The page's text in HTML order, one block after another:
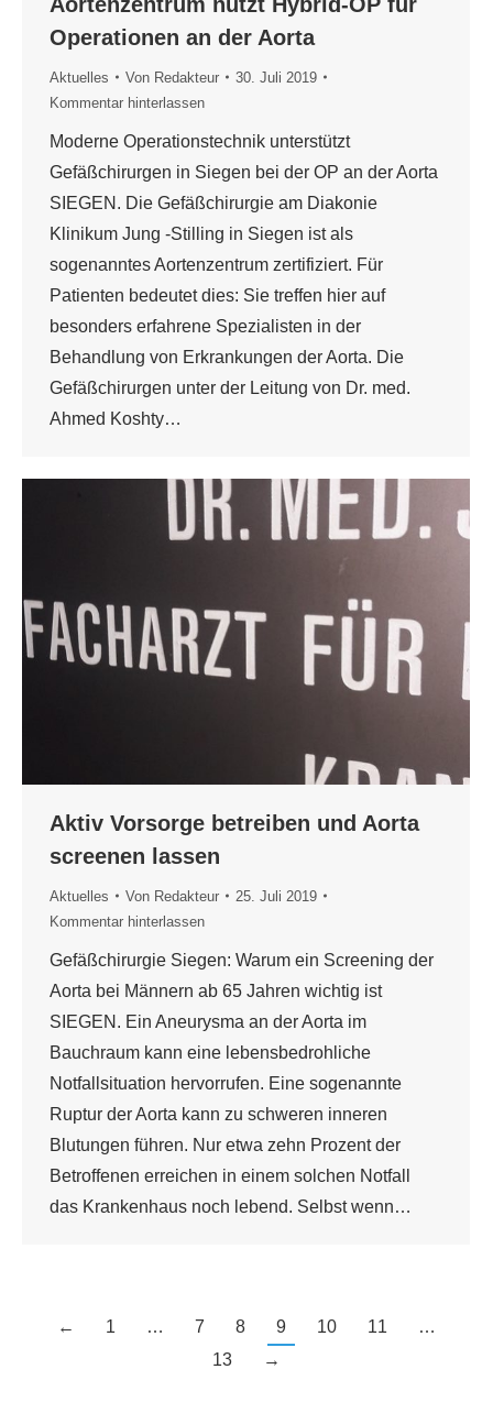
Operationen an der Aorta
Aktuelles Von Redakteur
30. Juli 2019
Kommentar hinterlassen
Moderne Operationstechnik unterstützt
Gefäßchirurgen in Siegen bei der OP an der Aorta
SIEGEN. Die Gefäßchirurgie am Diakonie
Klinikum Jung -Stilling in Siegen ist als
sogenanntes Aortenzentrum zertifiziert. Für
Patienten bedeutet dies: Sie treffen hier auf
besonders erfahrene Spezialisten in der
Behandlung von Erkrankungen der Aorta. Die
Gefäßchirurgen unter der Leitung von Dr. med.
Ahmed Koshty…
Aktiv Vorsorge betreiben und Aorta
screenen lassen
Aktuelles Von Redakteur
25. Juli 2019
Kommentar hinterlassen
Gefäßchirurgie Siegen: Warum ein Screening der
Aorta bei Männern ab 65 Jahren wichtig ist
SIEGEN. Ein Aneurysma an der Aorta im
Bauchraum kann eine lebensbedrohliche
Notfallsituation hervorrufen. Eine sogenannte
Ruptur der Aorta kann zu schweren inneren
Blutungen führen. Nur etwa zehn Prozent der
Betroffenen erreichen in einem solchen Notfall
das Krankenhaus noch lebend. Selbst wenn…
← 1 … 7 8 9 10 11
…
13
→